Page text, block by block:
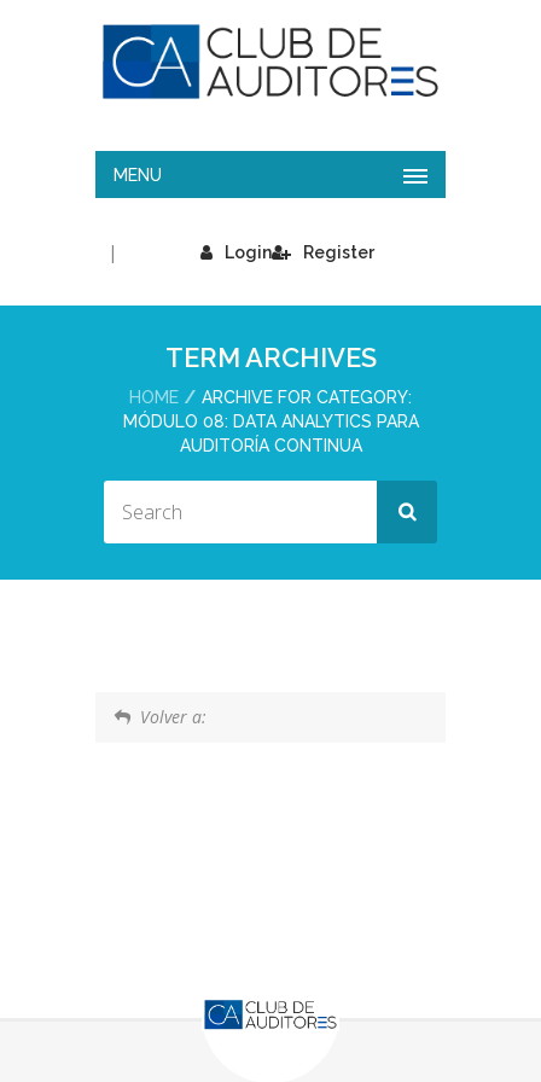
MENU
Login
| Register
TERM ARCHIVES
HOME
ARCHIVE FOR CATEGORY:
MÓDULO 08: DATA ANALYTICS PARA
AUDITORÍA CONTINUA
Volver a: